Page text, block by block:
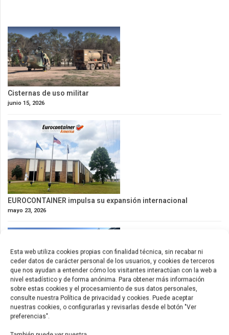
Esta web utiliza cookies propias con finalidad técnica, sin recabar ni
ceder datos de carácter personal de los usuarios, y cookies de terceros
que nos ayudan a entender cómo los visitantes interactúan con la web a
nivel estadístico y de forma anónima. Para obtener más información
sobre estas cookies y el procesamiento de sus datos personales,
consulte nuestra Política de privacidad y cookies. Puede aceptar
nuestras cookies, o configurarlas y revisarlas desde el botón "Ver
preferencias".
Cisternas de uso militar
junio 15, 2026
EUROCONTAINER impulsa su expansión internacional
mayo 23, 2026
Nuevos contenedores de 53ft para América